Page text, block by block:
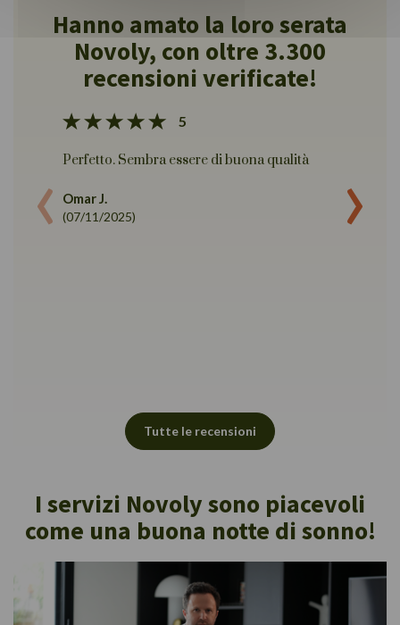
Hanno amato la loro serata
Novoly, con oltre 3.300
recensioni verificate!
5
Perfetto. Sembra essere di buona qualità
Omar J.
(07/11/2025)
dopo
‹ ›
Tutte le recensioni
I servizi Novoly sono piacevoli
come una buona notte di sonno!